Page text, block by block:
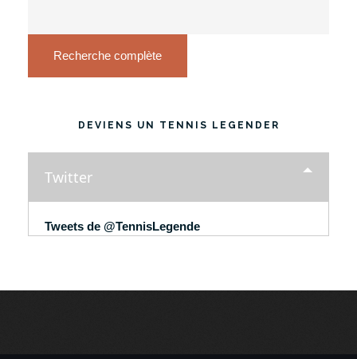
Recherche complète
DEVIENS UN TENNIS LEGENDER
Twitter
Tweets de @TennisLegende